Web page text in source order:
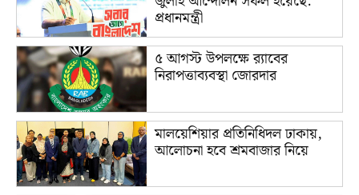
প্রধানমন্ত্রী
৫ আগস্ট উপলক্ষে র‌্যাবের
নিরাপত্তাব্যবস্থা জোরদার
মালয়েশিয়ার প্রতিনিধিদল ঢাকায়,
আলোচনা হবে শ্রমবাজার নিয়ে